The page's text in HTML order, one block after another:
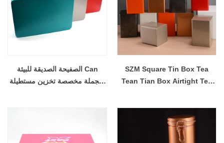
الصفيحة الصديقة للبيئة Can
بالجملة مخصصة تخزين مستطيلة
SZM Square Tin Box Tea
Tean Tian Box Airtight Tea